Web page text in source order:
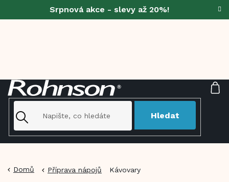
Srpnová akce - slevy až 20%!
Hledat
Domů Příprava nápojů Kávovary